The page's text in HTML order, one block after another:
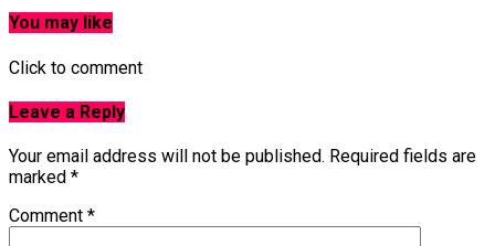
You may like
Click to comment
Leave a Reply
Your email address will not be published. Required fields are
marked *
Comment *